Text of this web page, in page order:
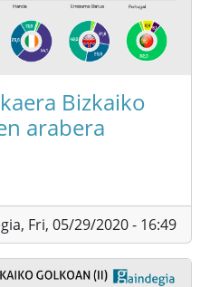
Bizkaiko
arabera
Fri, 05/29/2020 - 16:49